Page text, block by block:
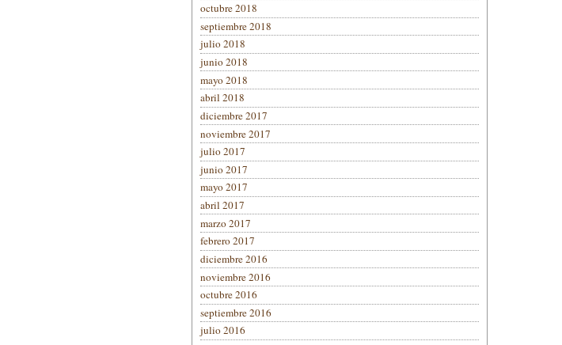
octubre 2018
septiembre 2018
julio 2018
junio 2018
mayo 2018
abril 2018
diciembre 2017
noviembre 2017
julio 2017
junio 2017
mayo 2017
abril 2017
marzo 2017
febrero 2017
diciembre 2016
noviembre 2016
octubre 2016
septiembre 2016
julio 2016